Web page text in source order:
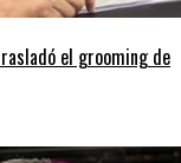
el grooming de